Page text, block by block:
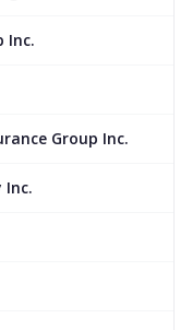
Inc.
Group Inc.
Inc.